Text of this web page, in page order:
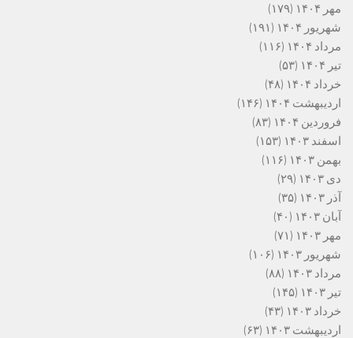
مهر ۱۴۰۴
(۱۷۹)
شهریور ۱۴۰۴
(۱۹۱)
مرداد ۱۴۰۴
(۱۱۶)
تیر ۱۴۰۴
(۵۳)
خرداد ۱۴۰۴
(۴۸)
اردیبهشت ۱۴۰۴
(۱۴۶)
فروردین ۱۴۰۴
(۸۳)
اسفند ۱۴۰۳
(۱۵۳)
بهمن ۱۴۰۳
(۱۱۶)
دی ۱۴۰۳
(۲۹)
آذر ۱۴۰۳
(۳۵)
آبان ۱۴۰۳
(۴۰)
مهر ۱۴۰۳
(۷۱)
شهریور ۱۴۰۳
(۱۰۶)
مرداد ۱۴۰۳
(۸۸)
تیر ۱۴۰۳
(۱۴۵)
خرداد ۱۴۰۳
(۴۳)
اردیبهشت ۱۴۰۳
(۶۳)